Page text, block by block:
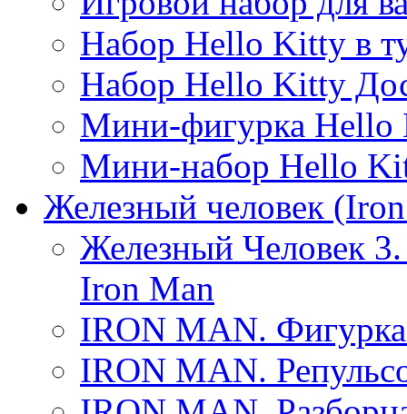
Набор Hello Kitty в
Набор Hello Kitty
Мини-фигурка Hello
Мини-набор Hello
Железный человек
Железный Человек
Iron Man
IRON MAN.
IRON MAN.